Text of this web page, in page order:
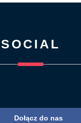
SOCIAL
Dołącz do nas